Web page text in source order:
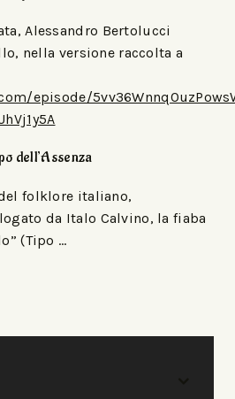
Alessandro Bertolucci
nella versione raccolta a
episode/
dell’Assenza
folklore italiano,
da Italo Calvino, la fiaba
(Tipo …